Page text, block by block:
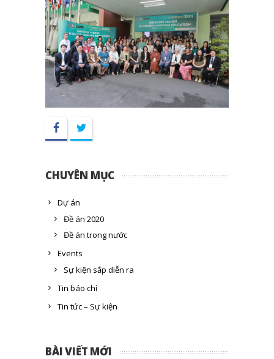
Facebook
CHUYÊN MỤC
Dự án
Đề án 2020
Đề án trong nước
Events
Sự kiện sắp diễn ra
Tin báo chí
Tin tức – Sự kiện
BÀI VIẾT MỚI